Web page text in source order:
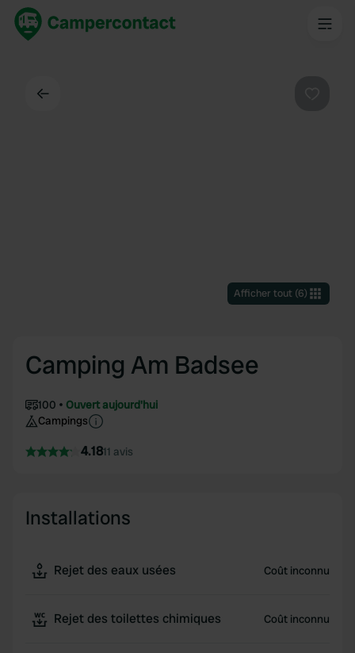
Afficher tout(6)
Camping Am Badsee
100
Ouvert aujourd'hui
Campings
4.1811 avis
Installations
Rejet des eaux usées Coût inconnu
Rejet des toilettes chimiques Coût inconnu